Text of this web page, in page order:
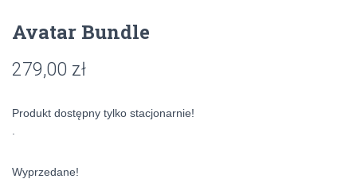
Avatar Bundle
279,00 zł
Produkt dostępny tylko stacjonarnie!
Wyprzedane!